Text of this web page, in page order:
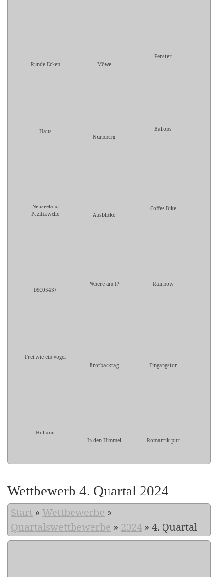
Runde Ecken Möwe
Fenster
Haus
Nürnberg
Ballons
Neuseeland
Pazifikwelle
Ausblicke
Coffee Bike
DSC05437
Where am I? Rainbow
Frei wie ein Vogel
Brotbacktag
Eingangstor
Holland
In den Himmel
Romantik pur
Wettbewerb 4. Quartal 2024
Start » Wettbewerbe »
Quartalswettbewerbe » 2024 » 4. Quartal